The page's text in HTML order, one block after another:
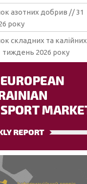
азотних добрив // 31
року
складних та калійних
2026 року